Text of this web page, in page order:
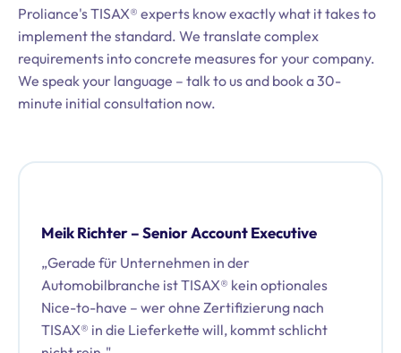
Proliance's TISAX® experts know exactly what it takes to
implement the standard. We translate complex
requirements into concrete measures for your company.
We speak your language – talk to us and book a 30-
minute initial consultation now.
Meik Richter – Senior Account Executive
„Gerade für Unternehmen in der
Automobilbranche ist TISAX® kein optionales
Nice-to-have – wer ohne Zertifizierung nach
TISAX® in die Lieferkette will, kommt schlicht